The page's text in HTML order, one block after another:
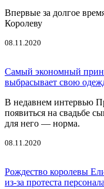
Впервые за долгое
Королеву
08.11.2020
Самый экономный
выбрасывает свою
В недавнем интервью
появиться на свадьбе
для него — норма.
08.11.2020
Рождество королевы
из-за протеста персонала